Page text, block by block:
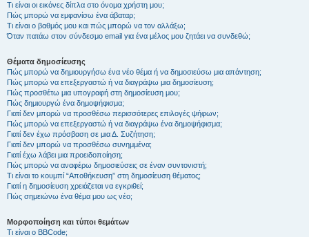
Τι είναι οι εικόνες δίπλα στο όνομα χρήστη μου;
Πώς μπορώ να εμφανίσω ένα άβαταρ;
Τι είναι ο βαθμός μου και πώς μπορώ να τον αλλάξω;
Όταν πατάω στον σύνδεσμο email για ένα μέλος μου ζητάει να συνδεθώ;
Θέματα δημοσίευσης
Πώς μπορώ να δημιουργήσω ένα νέο θέμα ή να δημοσιεύσω μια απάντηση;
Πώς μπορώ να επεξεργαστώ ή να διαγράψω μια δημοσίευση;
Πώς προσθέτω μια υπογραφή στη δημοσίευση μου;
Πώς δημιουργώ ένα δημοψήφισμα;
Γιατί δεν μπορώ να προσθέσω περισσότερες επιλογές ψήφων;
Πώς μπορώ να επεξεργαστώ ή να διαγράψω ένα δημοψήφισμα;
Γιατί δεν έχω πρόσβαση σε μια Δ. Συζήτηση;
Γιατί δεν μπορώ να προσθέσω συνημμένα;
Γιατί έχω λάβει μια προειδοποίηση;
Πώς μπορώ να αναφέρω δημοσιεύσεις σε έναν συντονιστή;
Τι είναι το κουμπί “Αποθήκευση” στη δημοσίευση θέματος;
Γιατί η δημοσίευση χρειάζεται να εγκριθεί;
Πώς σημειώνω ένα θέμα μου ως νέο;
Μορφοποίηση και τύποι θεμάτων
Τι είναι ο BBCode;